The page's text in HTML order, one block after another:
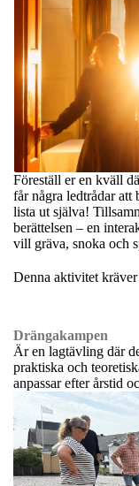
Föreställ er en kväll
får några ledtrådar
lista ut själva!
berättelsen – en
vill gräva, snoka och
Denna aktivitet
Drängakampen
Är en lagtävling där
praktiska och
anpassar efter årstid